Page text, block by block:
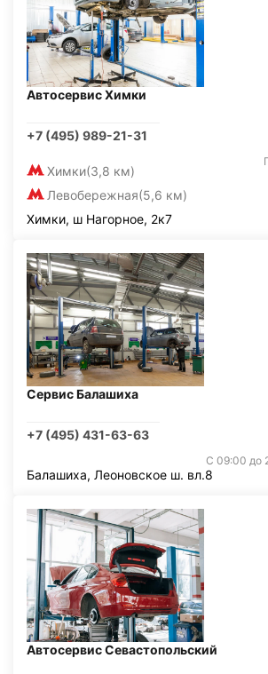
Автосервис Химки
+7 (495) 989-21-31
Химки(3,8 км)
Левобережная(5,6 км)
Химки, ш Нагорное, 2к7
Сервис Балашиха
+7 (495) 431-63-63
С 09:00 до
Балашиха, Леоновское ш. вл.8
Автосервис Севастопольский